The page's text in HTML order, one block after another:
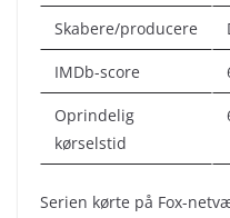
Skabere/producere
IMDb-score
Oprindelig
kørselstid
Serien kørte på Fox-